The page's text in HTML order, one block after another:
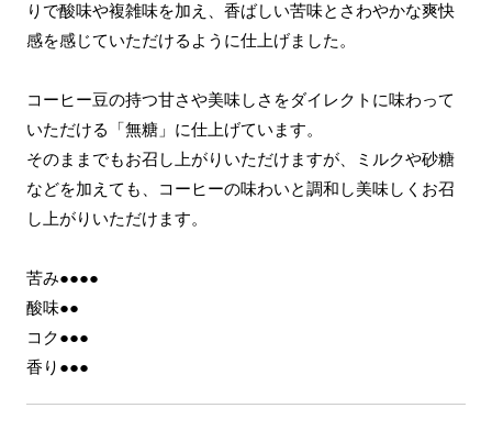
りで酸味や複雑味を加え、香ばしい苦味とさわやかな爽快
感を感じていただけるように仕上げました。
コーヒー豆の持つ甘さや美味しさをダイレクトに味わって
いただける「無糖」に仕上げています。
そのままでもお召し上がりいただけますが、ミルクや砂糖
などを加えても、コーヒーの味わいと調和し美味しくお召
し上がりいただけます。
苦み●●●●
酸味●●
コク●●●
香り●●●